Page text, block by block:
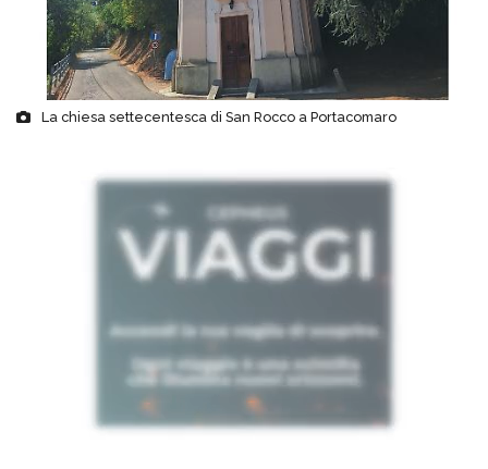
La chiesa settecentesca di San Rocco a Portacomaro